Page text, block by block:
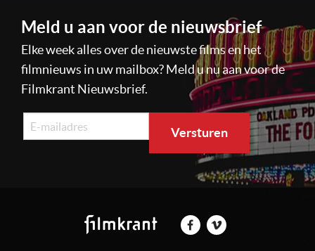
Meld u aan voor de nieuwsbrief
Elke week alles over de nieuwste films en het
filmnieuws in uw mailbox? Meld u nu aan voor de
Filmkrant Nieuwsbrief.